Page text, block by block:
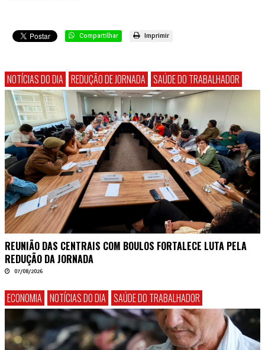
Compartilhar Imprimir
NOTÍCIAS DO DIA REDUÇÃO DE JORNADA SAÚDE DO TRABALHADOR
REUNIÃO DAS CENTRAIS COM BOULOS FORTALECE LUTA PELA
REDUÇÃO DA JORNADA
07/08/2026
ECONOMIA NOTÍCIAS DO DIA SAÚDE DO TRABALHADOR